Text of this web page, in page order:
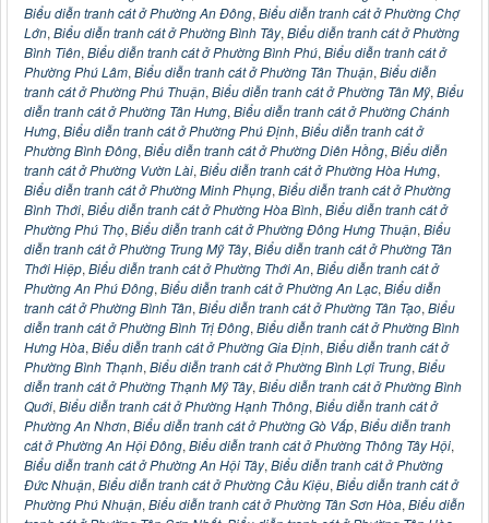
Biểu diễn tranh cát ở Phường An Đông, Biểu diễn tranh cát ở Phường Chợ
Lớn, Biểu diễn tranh cát ở Phường Bình Tây, Biểu diễn tranh cát ở Phường
Bình Tiên, Biểu diễn tranh cát ở Phường Bình Phú, Biểu diễn tranh cát ở
Phường Phú Lâm, Biểu diễn tranh cát ở Phường Tân Thuận, Biểu diễn
tranh cát ở Phường Phú Thuận, Biểu diễn tranh cát ở Phường Tân Mỹ, Biểu
diễn tranh cát ở Phường Tân Hưng, Biểu diễn tranh cát ở Phường Chánh
Hưng, Biểu diễn tranh cát ở Phường Phú Định, Biểu diễn tranh cát ở
Phường Bình Đông, Biểu diễn tranh cát ở Phường Diên Hồng, Biểu diễn
tranh cát ở Phường Vườn Lài, Biểu diễn tranh cát ở Phường Hòa Hưng,
Biểu diễn tranh cát ở Phường Minh Phụng, Biểu diễn tranh cát ở Phường
Bình Thới, Biểu diễn tranh cát ở Phường Hòa Bình, Biểu diễn tranh cát ở
Phường Phú Thọ, Biểu diễn tranh cát ở Phường Đông Hưng Thuận, Biểu
diễn tranh cát ở Phường Trung Mỹ Tây, Biểu diễn tranh cát ở Phường Tân
Thới Hiệp, Biểu diễn tranh cát ở Phường Thới An, Biểu diễn tranh cát ở
Phường An Phú Đông, Biểu diễn tranh cát ở Phường An Lạc, Biểu diễn
tranh cát ở Phường Bình Tân, Biểu diễn tranh cát ở Phường Tân Tạo, Biểu
diễn tranh cát ở Phường Bình Trị Đông, Biểu diễn tranh cát ở Phường Bình
Hưng Hòa, Biểu diễn tranh cát ở Phường Gia Định, Biểu diễn tranh cát ở
Phường Bình Thạnh, Biểu diễn tranh cát ở Phường Bình Lợi Trung, Biểu
diễn tranh cát ở Phường Thạnh Mỹ Tây, Biểu diễn tranh cát ở Phường Bình
Quới, Biểu diễn tranh cát ở Phường Hạnh Thông, Biểu diễn tranh cát ở
Phường An Nhơn, Biểu diễn tranh cát ở Phường Gò Vấp, Biểu diễn tranh
cát ở Phường An Hội Đông, Biểu diễn tranh cát ở Phường Thông Tây Hội,
Biểu diễn tranh cát ở Phường An Hội Tây, Biểu diễn tranh cát ở Phường
Đức Nhuận, Biểu diễn tranh cát ở Phường Cầu Kiệu, Biểu diễn tranh cát ở
Phường Phú Nhuận, Biểu diễn tranh cát ở Phường Tân Sơn Hòa, Biểu diễn